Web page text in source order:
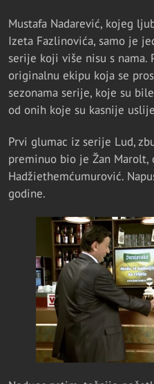
Mustafa Nadarević, kojeg
Izeta Fazlinovića, samo je
serije koji više nisu s nama.
originalnu ekipu koja se
sezonama serije, koje su
od onih koje su kasnije
Prvi glumac iz serije Lud,
preminuo bio je Žan Marolt,
Hadžiethemćumurović.
godine.